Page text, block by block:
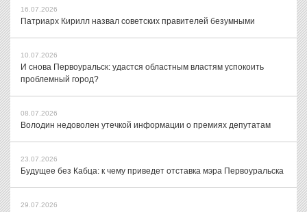
16.07.2026
Патриарх Кирилл назвал советских правителей безумными
10.07.2026
И снова Первоуральск: удастся областным властям успокоить
проблемный город?
08.07.2026
Володин недоволен утечкой информации о премиях депутатам
23.07.2026
Будущее без Кабца: к чему приведет отставка мэра Первоуральска
29.07.2026